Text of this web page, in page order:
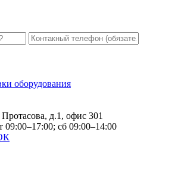
оборудования
д.1, офис 301
сб 09:00–14:00